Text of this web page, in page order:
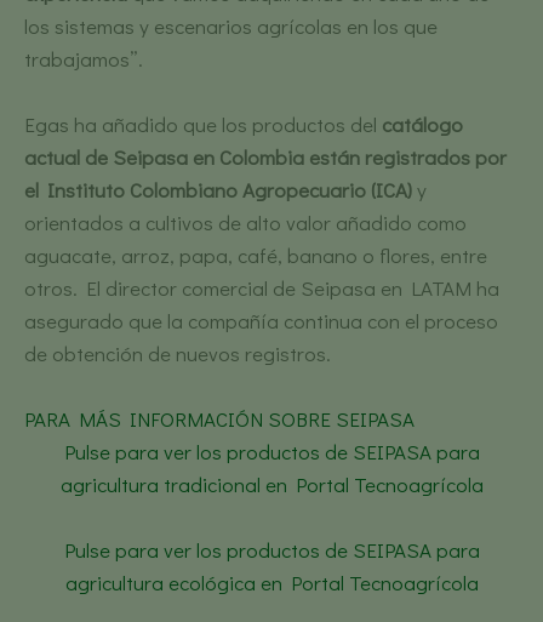
los sistemas y escenarios agrícolas en los que
trabajamos”.
Egas ha añadido que los productos del catálogo
actual de Seipasa en Colombia están registrados por
el Instituto Colombiano Agropecuario (ICA)y
orientados a cultivos de alto valor añadido como
aguacate, arroz, papa, café, banano o flores, entre
otros. El director comercial de Seipasa en LATAM ha
asegurado que la compañía continua con el proceso
de obtención de nuevos registros.
PARA MÁS INFORMACIÓN SOBRE SEIPASA
Pulse para ver los productos de SEIPASA para
agricultura tradicional en Portal Tecnoagrícola
Pulse para ver los productos de SEIPASA para
agricultura ecológica en Portal Tecnoagrícola